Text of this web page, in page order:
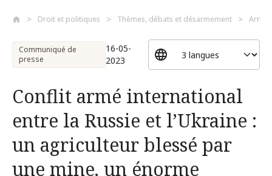
Droit et politiques Thèmes, débats et désarmement
Communiqué de
presse
16-05-
2023
Conflit armé international
entre la Russie et l’Ukraine :
un agriculteur blessé par
une mine, un énorme